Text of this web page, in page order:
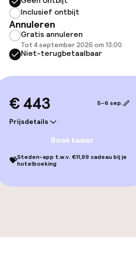
Inclusief ontbijt
Annuleren
Gratis annuleren
Tot 4 september 2026 om 13:00
Niet-terugbetaalbaar
€ 443
Prijsdetails
5–6 sep.
Boek kamer
💝Steden-app t.w.v. €11,99 cadeau bij je
hotelboeking